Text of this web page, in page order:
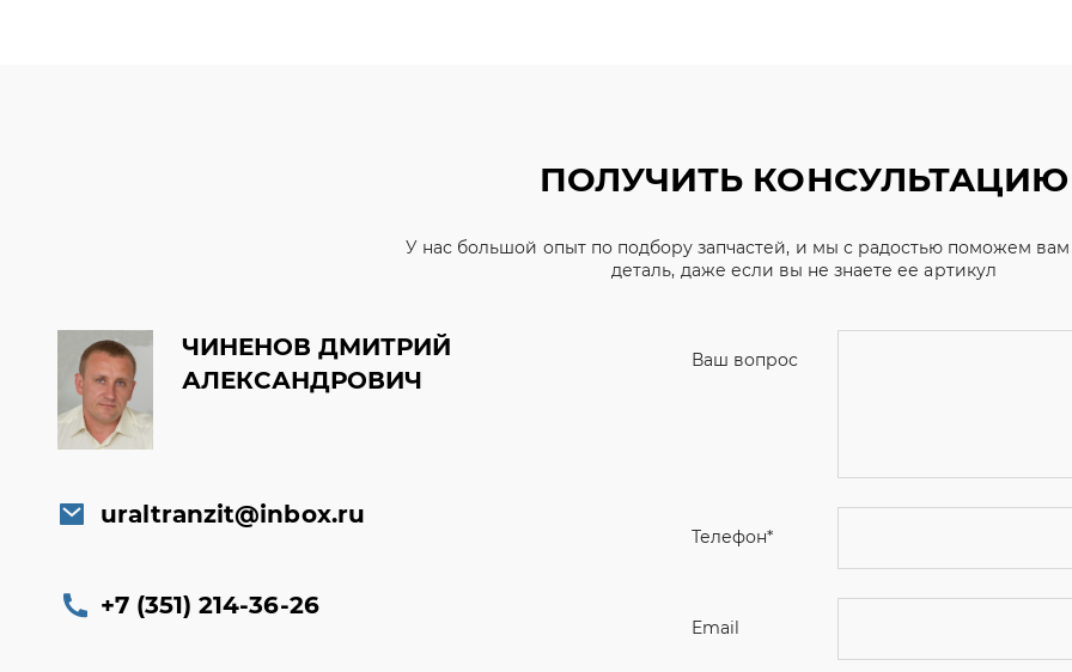
ПОЛУЧИТЬ КОНСУЛЬТАЦИЮ
У нас большой опыт по подбору запчастей, и мы с радостью поможем
деталь, даже если вы не знаете ее артикул
ЧИНЕНОВ ДМИТРИЙ
АЛЕКСАНДРОВИЧ
uraltranzit@inbox.ru
+7 (351) 214-36-26
Ваш вопрос
Я соглашаюсь с